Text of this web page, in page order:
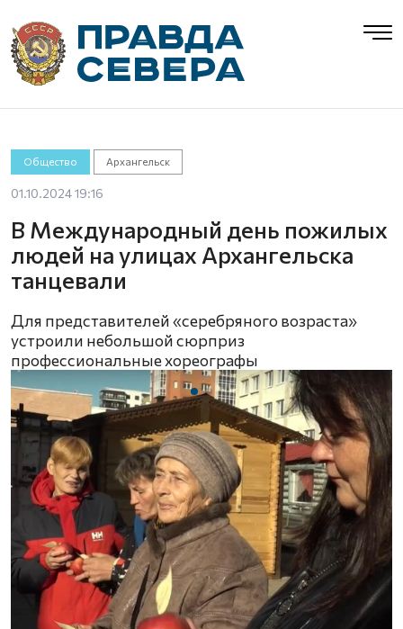
Общество Архангельск
01.10.2024 19:16
В Международный день пожилых
людей на улицах Архангельска
танцевали
Для представителей «серебряного возраста»
устроили небольшой сюрприз
профессиональные хореографы